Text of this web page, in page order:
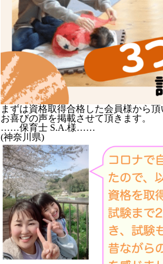
まずは資格取得合格した会員様から頂
お喜びの声を掲載させて頂きます。
……保育士 S.A.様……
(神奈川県)